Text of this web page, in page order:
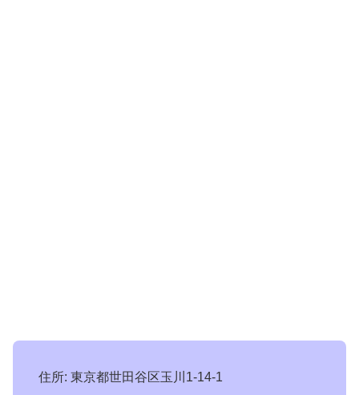
住所: 東京都世田谷区玉川1-14-1